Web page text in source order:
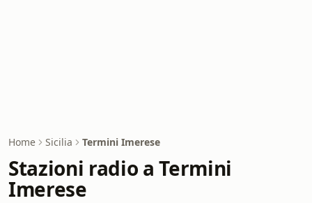
Home Sicilia Termini Imerese
Stazioni radio a Termini
Imerese